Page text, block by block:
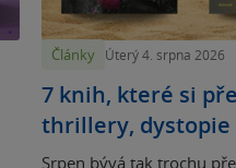
Články Úterý 4. srpna 2026
7 knih, které si
thrillery, dystopie
Srpen bývá tak trochu